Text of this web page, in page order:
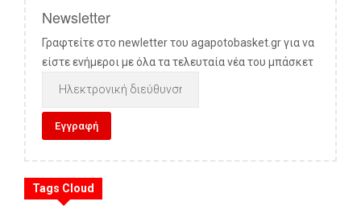
Newsletter
Γραφτείτε στο newletter του agapotobasket.gr για να
είστε ενήμεροι με όλα τα τελευταία νέα του μπάσκετ
Tags Cloud